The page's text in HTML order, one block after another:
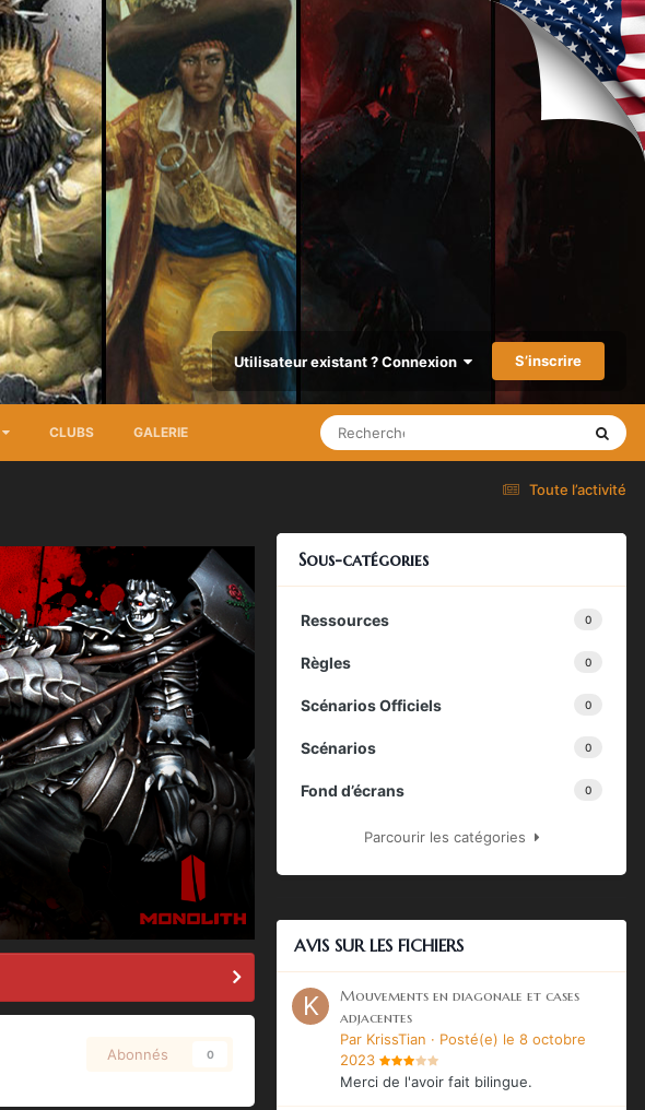
Utilisateur existant ? Connexion S’inscrire
CLUBS GALERIE
Toute l’activité
Abonnés 0
Sous-catégories
0
Ressources
0
Règles
0
Scénarios Officiels
0
Scénarios
0
Fond d’écrans
Parcourir les catégories
AVIS SUR LES FICHIERS
Mouvements en diagonale et cases
adjacentes
Par KrissTian · Posté(e) le 8 octobre
2023
Merci de l'avoir fait bilingue.